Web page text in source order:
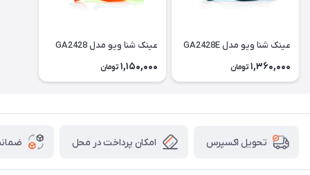
عینک شنا ویو مدل GA2428E
1,360,000 تومان
عینک شنا ویو مدل GA2428
1,150,000 تومان
تحویل اکسپرس امکان پرداخت در محل